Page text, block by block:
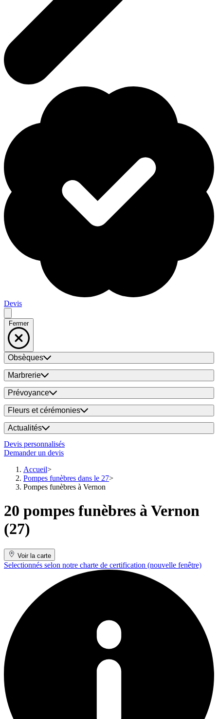
Devis
Fermer
Obsèques
Marbrerie
Prévoyance
Fleurs et cérémonies
Actualités
Devis personnalisés
Demander un devis
Accueil
Pompes funèbres dans le 27
Pompes funèbres à Vernon
20 pompes funèbres à Vernon
(27)
Voir la carte
Selectionnés selon notre charte de certification (nouvelle fenêtre)